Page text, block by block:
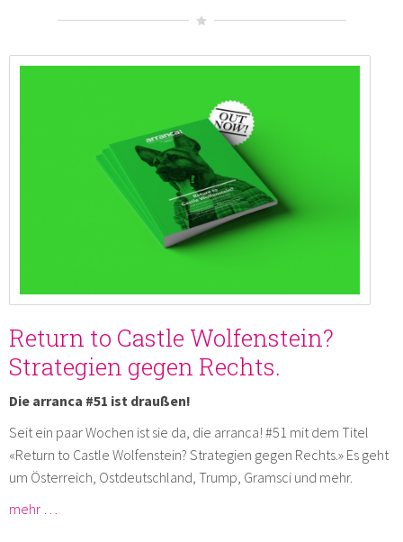
Return to Castle Wolfenstein?
Strategien gegen Rechts.
Die arranca #51 ist draußen!
Seit ein paar Wochen ist sie da, die arranca! #51 mit dem Titel
«Return to Castle Wolfenstein? Strategien gegen Rechts.» Es geht
um Österreich, Ostdeutschland, Trump, Gramsci und mehr.
mehr …